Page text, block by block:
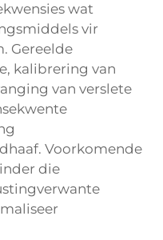
wat
vir
Gereelde
kalibrering van
van verslete
Voorkomende
die